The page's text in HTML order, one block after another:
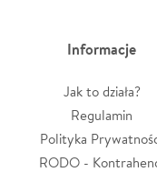
Informacje
Jak to działa?
Regulamin
Polityka
RODO -